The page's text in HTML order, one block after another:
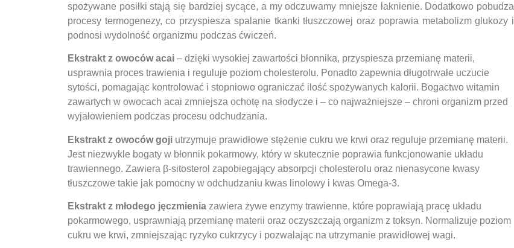
spożywane posiłki stają się bardziej sycące, a my odczuwamy mniejsze łaknienie. Dodatkowo pobudza
procesy termogenezy, co przyspiesza spalanie tkanki tłuszczowej oraz poprawia metabolizm glukozy i
podnosi wydolność organizmu podczas ćwiczeń.
Ekstrakt z owoców acai – dzięki wysokiej zawartości błonnika, przyspiesza przemianę materii,
usprawnia proces trawienia i reguluje poziom cholesterolu. Ponadto zapewnia długotrwałe uczucie
sytości, pomagając kontrolować i stopniowo ograniczać ilość spożywanych kalorii. Bogactwo witamin
zawartych w owocach acai zmniejsza ochotę na słodycze i – co najważniejsze – chroni organizm przed
wyjałowieniem podczas procesu odchudzania.
Ekstrakt z owoców goji utrzymuje prawidłowe stężenie cukru we krwi oraz reguluje przemianę materii.
Jest niezwykle bogaty w błonnik pokarmowy, który w skutecznie poprawia funkcjonowanie układu
trawiennego. Zawiera β-sitosterol zapobiegający absorpcji cholesterolu oraz nienasycone kwasy
tłuszczowe takie jak pomocny w odchudzaniu kwas linolowy i kwas Omega-3.
Ekstrakt z młodego jęczmienia zawiera żywe enzymy trawienne, które poprawiają pracę układu
pokarmowego, usprawniają przemianę materii oraz oczyszczają organizm z toksyn. Normalizuje poziom
cukru we krwi, zmniejszając ryzyko cukrzycy i pozwalając na utrzymanie prawidłowej wagi.